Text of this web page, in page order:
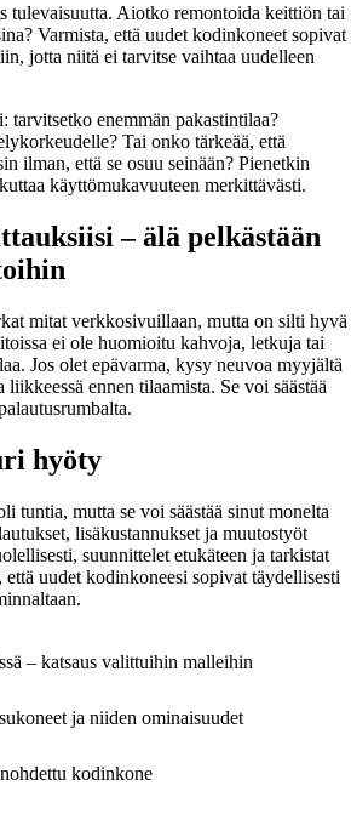
tulevaisuutta. Aiotko remontoida keittiön tai
Varmista, että uudet kodinkoneet sopivat
jotta niitä ei tarvitse vaihtaa uudelleen
tarvitsetko enemmän pakastintilaa?
Tai onko tärkeää, että
ilman, että se osuu seinään? Pienetkin
käyttömukavuuteen merkittävästi.
– älä pelkästään
mitat verkkosivuillaan, mutta on silti hyvä
ei ole huomioitu kahvoja, letkuja tai
Jos olet epävarma, kysy neuvoa myyjältä
liikkeessä ennen tilaamista. Se voi säästää
hyöty
tuntia, mutta se voi säästää sinut monelta
lisäkustannukset ja muutostyöt
suunnittelet etukäteen ja tarkistat
uudet kodinkoneesi sopivat täydellisesti
– katsaus valittuihin malleihin
ja niiden ominaisuudet
kodinkone